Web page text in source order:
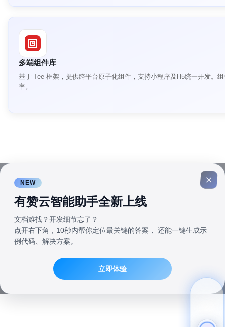
多端组件库
基于 Tee 框架，提供跨平台原子化组件，支持小程序及H5统一开发。
率。
NEW
有赞云智能助手全新上线
文档难找？开发细节忘了？
点开右下角，10秒内帮你定位最关键的答案， 还能一键生成示
例代码、解决方案。
立即体验